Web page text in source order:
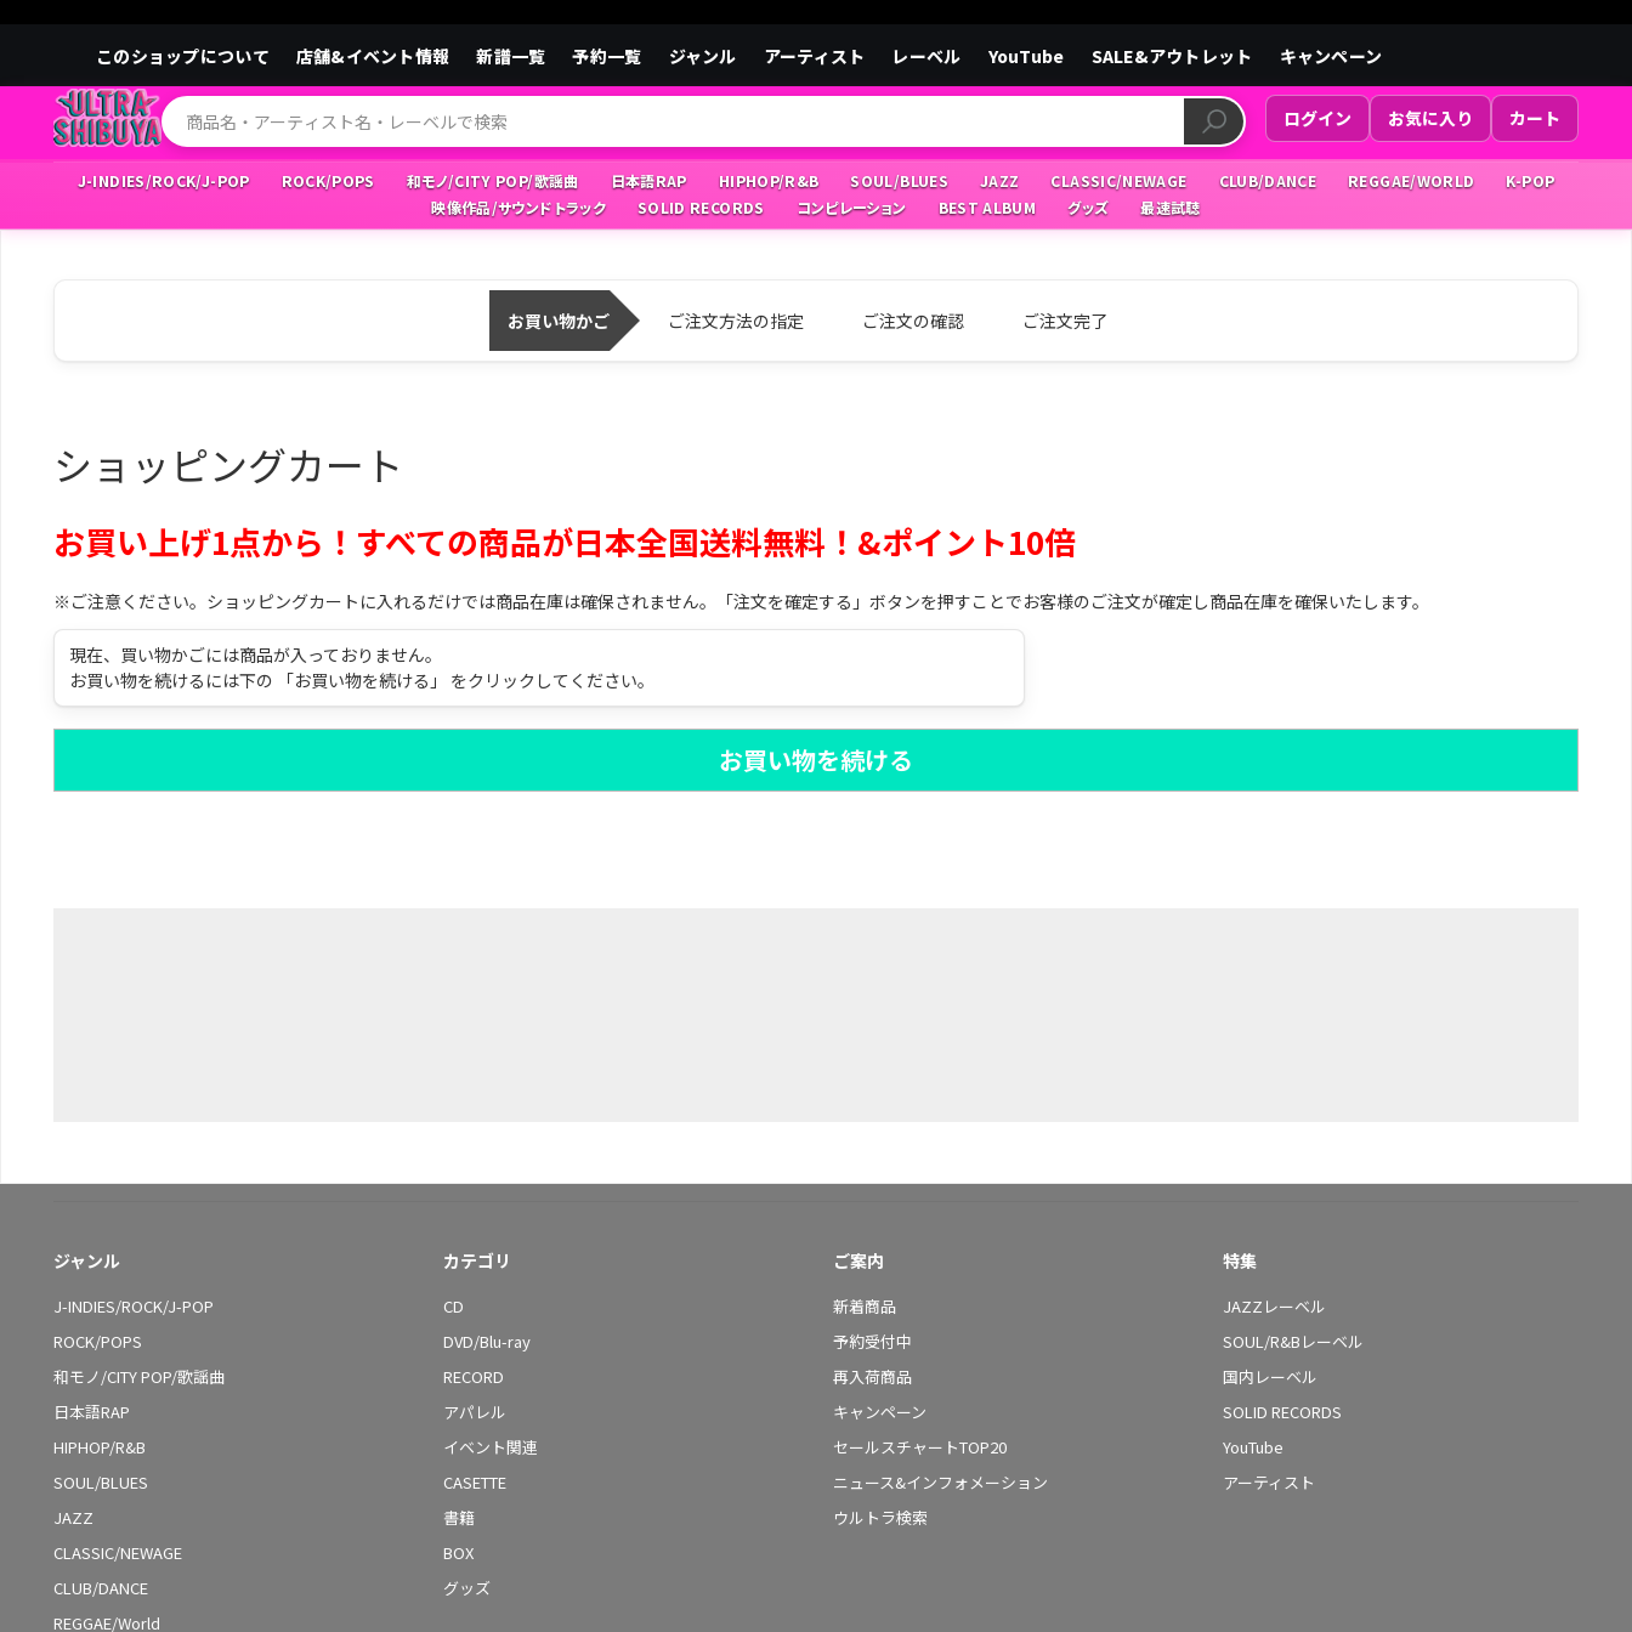
このショップについて 店舗&イベント情報 新譜一覧 予約一覧 ジャンル アーティスト レーベル YouTube SALE&アウトレット キャンペーン
ログイン お気に入り カート
J-INDIES/ROCK/J-POP ROCK/POPS 和モノ/CITY POP/歌謡曲 日本語RAP HIPHOP/R&B SOUL/BLUES JAZZ CLASSIC/NEWAGE CLUB/DANCE REGGAE/WORLD
K-POP
映像作品/サウンドトラック
SOLID RECORDS コンピレーション BEST ALBUM グッズ 最速試聴
お買い物かご ご注文方法の指定 ご注文の確認 ご注文完了
ショッピングカート
お買い上げ1点から！すべての商品が日本全国送料無料！&ポイント10倍
※ご注意ください。ショッピングカートに入れるだけでは商品在庫は確保されません。「注文を確定する」ボタンを押すことでお客様のご注文が確定し商品在庫を確保いたします。
現在、買い物かごには商品が入っておりません。
お買い物を続けるには下の 「お買い物を続ける」 をクリックしてください。
お買い物を続ける
ジャンル
J-INDIES/ROCK/J-POP
ROCK/POPS
和モノ/CITY POP/歌謡曲
日本語RAP
HIPHOP/R&B
SOUL/BLUES
JAZZ
CLASSIC/NEWAGE
CLUB/DANCE
REGGAE/World
カテゴリ
CD
DVD/Blu-ray
RECORD
アパレル
イベント関連
CASETTE
書籍
BOX
グッズ
ご案内
新着商品
予約受付中
再入荷商品
キャンペーン
セールスチャートTOP20
ニュース&インフォメーション
ウルトラ検索
特集
JAZZレーベル
SOUL/R&Bレーベル
国内レーベル
SOLID RECORDS
YouTube
アーティスト